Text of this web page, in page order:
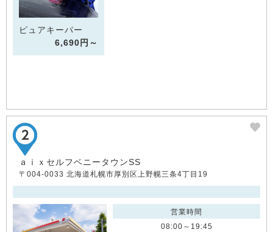
ピュアキーパー
6,690円～
ａｉｘセルフベニータウンSS
〒004-0033 北海道札幌市厚別区上野幌三条4丁目19
営業時間
08:00～19:45